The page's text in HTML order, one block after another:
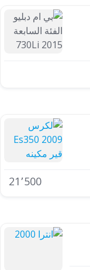
21٬500